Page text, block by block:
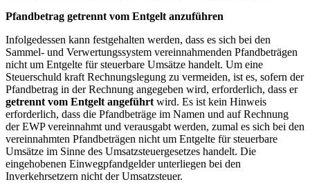
Pfandbetrag getrennt vom Entgelt anzuführen
Infolgedessen kann festgehalten werden, dass es sich bei den
Sammel- und Verwertungssystem vereinnahmenden Pfandbeträgen
nicht um Entgelte für steuerbare Umsätze handelt. Um eine
Steuerschuld kraft Rechnungslegung zu vermeiden, ist es, sofern der
Pfandbetrag in der Rechnung angegeben wird, erforderlich, dass er
getrennt vom Entgelt angeführt wird. Es ist kein Hinweis
erforderlich, dass die Pfandbeträge im Namen und auf Rechnung
der EWP vereinnahmt und verausgabt werden, zumal es sich bei den
vereinnahmten Pfandbeträgen nicht um Entgelte für steuerbare
Umsätze im Sinne des Umsatzsteuergesetzes handelt. Die
eingehobenen Einwegpfandgelder unterliegen bei den
Inverkehrsetzern nicht der Umsatzsteuer.